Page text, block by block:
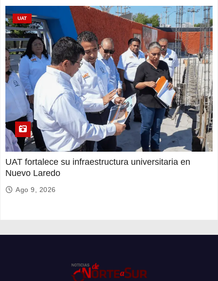
UAT
UAT fortalece su infraestructura universitaria en
Nuevo Laredo
Ago 9, 2026